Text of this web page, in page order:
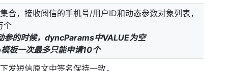
合，接收阅信的手机号/用户ID和动态参数对象列表，
个
参的时候，dyncParams中VALUE为空
板一次最多只能申请10个
发短信原文中签名保持一致，